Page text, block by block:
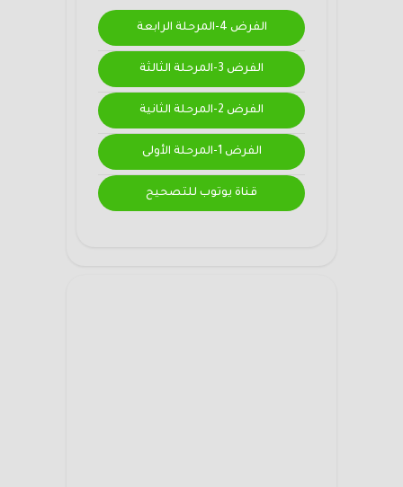
الفرض 4-المرحلة الرابعة
الفرض 3-المرحلة الثالثة
الفرض 2-المرحلة الثانية
الفرض 1-المرحلة الأولى
قناة يوتوب للتصحيح